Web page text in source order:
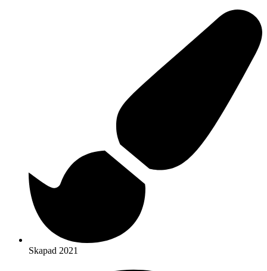
Skapad 2021